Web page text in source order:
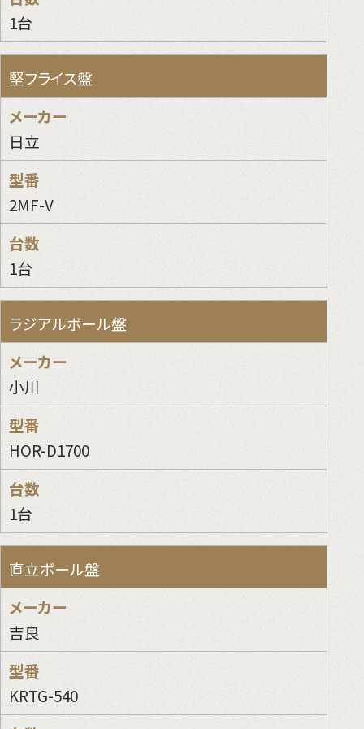
1台
堅フライス盤
日立
2MF-V
1台
ラジアルボール盤
小川
HOR-D1700
1台
直立ボール盤
吉良
KRTG-540